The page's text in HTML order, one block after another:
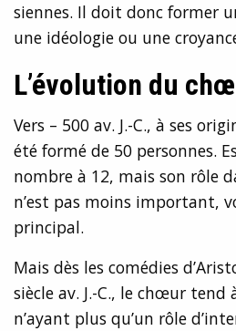
siennes. Il doit donc former
une idéologie ou une
L’évolution du
Vers – 500 av. J.-C., à ses
été formé de 50 personnes.
nombre à 12, mais son rôle
n’est pas moins important,
principal.
Mais dès les comédies
siècle av. J.-C., le chœur tend
n’ayant plus qu’un rôle